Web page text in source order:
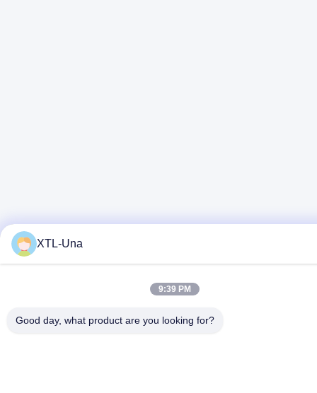
XTL-Una
9:39 PM
Good day, what product are you looking for?